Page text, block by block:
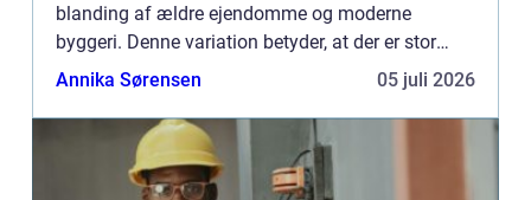
blanding af ældre ejendomme og moderne
byggeri. Denne variation betyder, at der er stor
efterspørgsel på tømrerarbejde, som sp&ae...
Annika Sørensen 05 juli 2026